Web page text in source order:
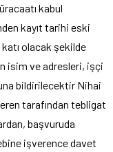
kabul
kayıt tarihi eski
katı olacak şekilde
isim ve adresleri, işçi
bildirilecektir Nihai
tarafından tebligat
başvuruda
işverence davet